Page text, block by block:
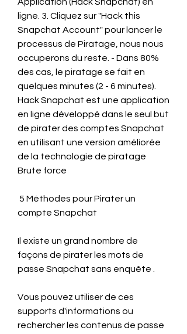
ligne. 3. Cliquez sur "Hack this
Snapchat Account" pour lancer le
processus de Piratage, nous nous
occuperons du reste. - Dans 80%
des cas, le piratage se fait en
quelques minutes (2 - 6 minutes).
Hack Snapchat est une application
en ligne développé dans le seul but
de pirater des comptes Snapchat
en utilisant une version améliorée
de la technologie de piratage
Brute force
compte Snapchat
Il existe un grand nombre de
façons de pirater les mots de
passe Snapchat sans enquête .
Vous pouvez utiliser de ces
supports d'informations ou
rechercher les contenus de passe